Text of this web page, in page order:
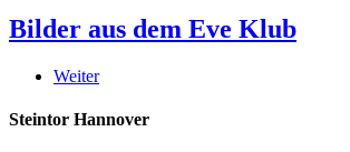
Bilder aus dem Eve Klub
Weiter
Steintor Hannover